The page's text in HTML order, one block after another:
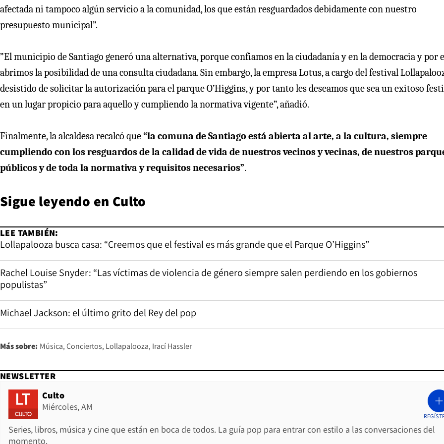
afectada ni tampoco algún servicio a la comunidad, los que están resguardados debidamente con nuestro
presupuesto municipal”.
”El municipio de Santiago generó una alternativa, porque confiamos en la ciudadanía y en la democracia y por
abrimos la posibilidad de una consulta ciudadana. Sin embargo, la empresa Lotus, a cargo del festival
desistido de solicitar la autorización para el parque O’Higgins, y por tanto les deseamos que sea un exitoso
en un lugar propicio para aquello y cumpliendo la normativa vigente”, añadió.
Finalmente, la alcaldesa recalcó que“la comuna de Santiago está abierta al arte, a la cultura, siempre
cumpliendo con los resguardos de la calidad de vida de nuestros vecinos y vecinas, de nuestros
públicos y de toda la normativa y requisitos necesarios”.
Sigue leyendo en Culto
LEE TAMBIÉN:
Lollapalooza busca casa: “Creemos que el festival es más grande que el Parque O’Higgins”
Rachel Louise Snyder: “Las víctimas de violencia de género siempre salen perdiendo en los gobiernos
populistas”
Michael Jackson: el último grito del Rey del pop
Más sobre: Música Conciertos Lollapalooza Irací Hassler
NEWSLETTER
Culto
Miércoles, AM
Series, libros, música y cine que están en boca de todos. La guía pop para entrar con estilo a las conversaciones del
momento.